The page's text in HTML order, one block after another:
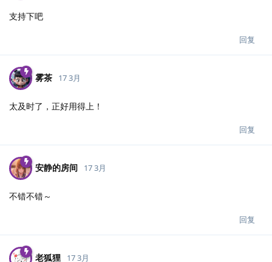
支持下吧
回复
雾茶 17 3月
太及时了，正好用得上！
回复
安静的房间 17 3月
不错不错～
回复
老狐狸 17 3月